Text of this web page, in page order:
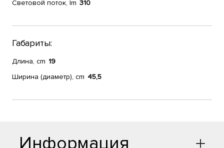
Световой поток, lm 310
Габариты:
Длина, cm 19
Ширина (диаметр), cm 45,5
Информация